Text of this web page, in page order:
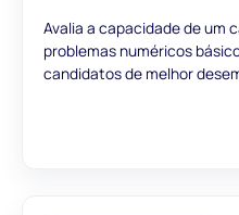
Avalia a capacidade de um
problemas numéricos
candidatos de melhor